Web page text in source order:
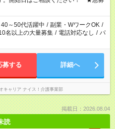
40～50代活躍中 / 副業・WワークOK /
名以上の大量募集 / 電話対応なし / パ
募する 詳細へ
キャリア ナイス！介護事業部
掲載日：2026.08.04
読